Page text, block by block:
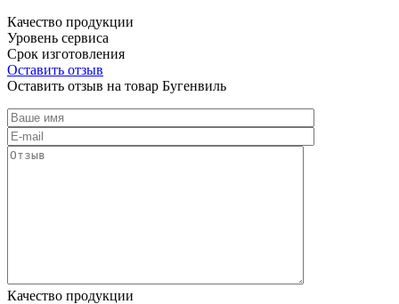
Качество продукции
Уровень сервиса
Срок изготовления
Оставить отзыв
Оставить отзыв на товар Бугенвиль
Качество продукции